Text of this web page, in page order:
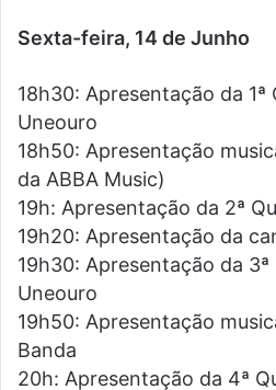
Sexta-feira, 14 de Junho
18h30: Apresentação da 1ª
Uneouro
18h50: Apresentação
da ABBA Music)
19h: Apresentação da 2ª
19h20: Apresentação da
19h30: Apresentação da 3ª
Uneouro
19h50: Apresentação
Banda
20h: Apresentação da 4ª